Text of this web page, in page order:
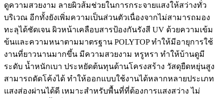
ดูความสวยงาม ลายผิวส้มช่วยในการกระจายแสงให้สว่างทั่ว
บริเวณ อีกทั้งยังเพิ่มความเป็นส่วนตัวเนื่องจากไม่สามารถมอง
ทะลุได้ชัดเจน ผิวหน้าเคลือบสารป้องกันรังสี UV ด้วยความเข้ม
ข้นและความหนาตามมาตรฐาน POLYTOP ทำให้มีอายุการใช้
งานที่ยาวนานมากขึ้น มีความสวยงาม หรูหรา ทำให้บ้านดูมี
ระดับ น้ำหนักเบา ประหยัดต้นทุนด้านโครงสร้าง วัสดุยืดหยุ่นสูง
สามารถดัดโค้งได้ ทำให้ออกแบบใช้งานได้หลากหลายประเภท
แสงส่องผ่านได้ดี เหมาะสำหรับพื้นที่ที่ต้องการแสงสว่าง ไม่